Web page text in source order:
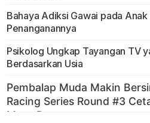
Bahaya Adiksi Gawai pada Anak
Penanganannya
Psikolog Ungkap Tayangan TV
Berdasarkan Usia